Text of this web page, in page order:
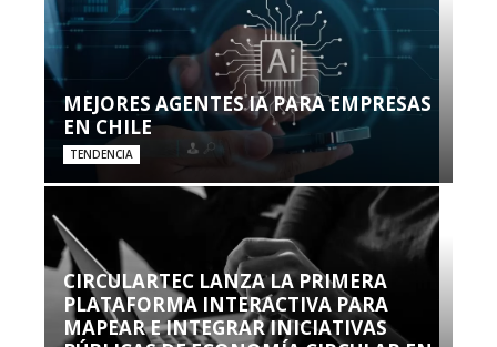
MEJORES AGENTES IA PARA EMPRESAS
EN CHILE
TENDENCIA
CIRCULARTEC LANZA LA PRIMERA
PLATAFORMA INTERACTIVA PARA
MAPEAR E INTEGRAR INICIATIVAS